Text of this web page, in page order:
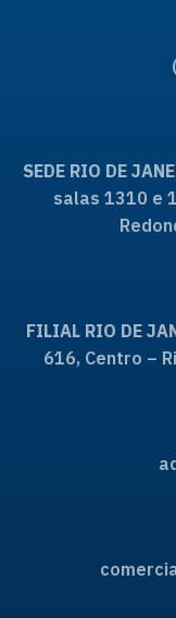
SEDE RIO DE
salas 1310 e
FILIAL RIO DE
616, Centro –